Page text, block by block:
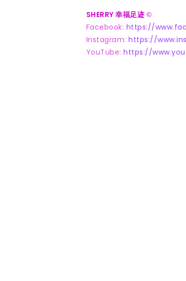
SHERRY 幸福足迹 ©
Facebook: https://
Instagram: https://
YouTube: https://